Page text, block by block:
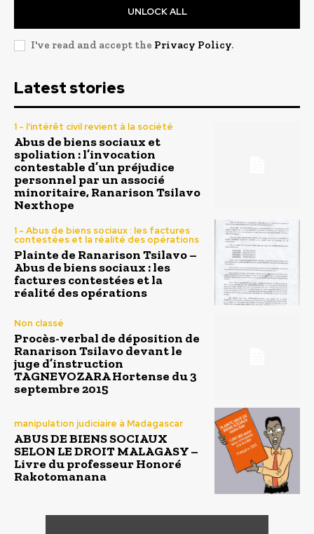
UNLOCK ALL
I've read and accept the Privacy Policy.
Latest stories
1 - l'intérêt civil revient à la société
Abus de biens sociaux et
spoliation : l’invocation
contestable d’un préjudice
personnel par un associé
minoritaire, Ranarison Tsilavo
Nexthope
1 - Abus de biens sociaux : les factures
contestées et la réalité des opérations
Plainte de Ranarison Tsilavo –
Abus de biens sociaux : les
factures contestées et la
réalité des opérations
Non classé
Procès-verbal de déposition de
Ranarison Tsilavo devant le
juge d’instruction
TAGNEVOZARA Hortense du 3
septembre 2015
manipulation judiciaire à Madagascar
ABUS DE BIENS SOCIAUX
SELON LE DROIT MALAGASY –
Livre du professeur Honoré
Rakotomanana